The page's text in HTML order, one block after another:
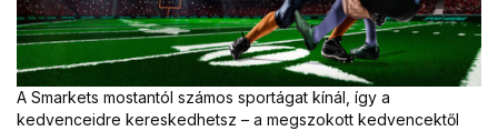
A Smarkets mostantól számos sportágat kínál, így a
kedvenceidre kereskedhetsz – a megszokott kedvencektől